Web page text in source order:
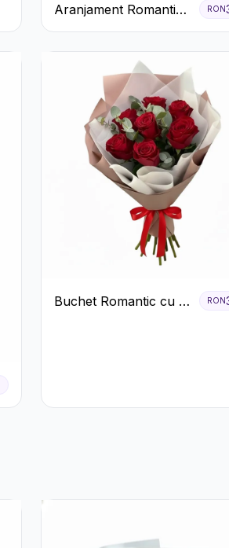
Aranjament Romantic
cu Trandafiri Roșii și
RON
Buchet Romantic cu 9
RON